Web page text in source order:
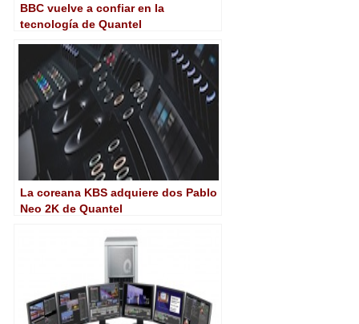
BBC vuelve a confiar en la
tecnología de Quantel
La coreana KBS adquiere dos Pablo
Neo 2K de Quantel